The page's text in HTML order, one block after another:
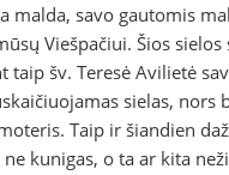
malda, savo gautomis
Viešpačiui. Šios
taip šv. Teresė Avilietė
sielas, nors
Taip ir šiandien
kunigas, o ta ar kita